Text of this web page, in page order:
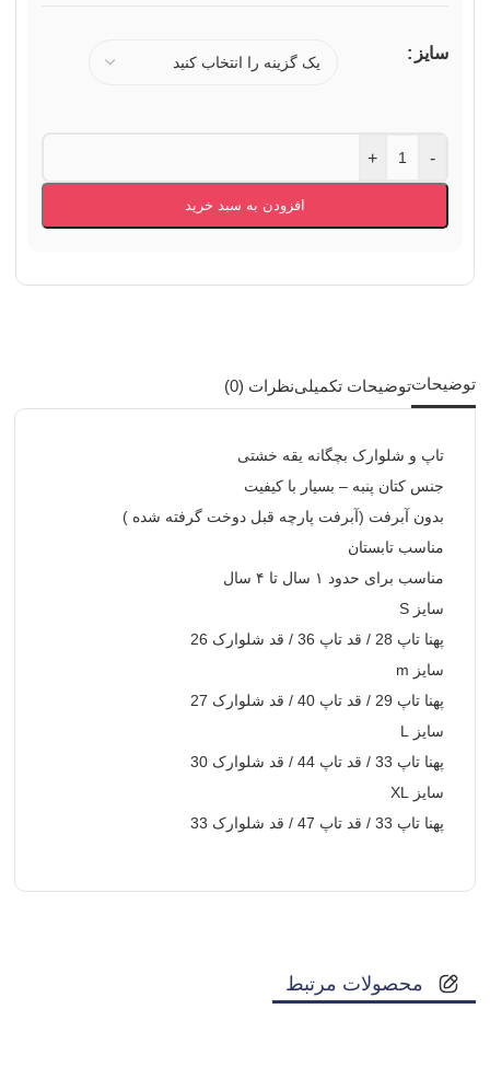
سایز
-
+
افزودن به سبد خرید
توضیحاتتوضیحات تکمیلینظرات (0)
تاپ و شلوارک بچگانه یقه خشتی
جنس کتان پنبه – بسیار با کیفیت
بدون آبرفت (آبرفت پارچه قبل دوخت گرفته شده )
مناسب تابستان
مناسب برای حدود ۱ سال تا ۴ سال
سایز S
پهنا تاپ 28 / قد تاپ 36 / قد شلوارک 26
سایز m
پهنا تاپ 29 / قد تاپ 40 / قد شلوارک 27
سایز L
پهنا تاپ 33 / قد تاپ 44 / قد شلوارک 30
سایز XL
پهنا تاپ 33 / قد تاپ 47 / قد شلوارک 33
محصولات مرتبط